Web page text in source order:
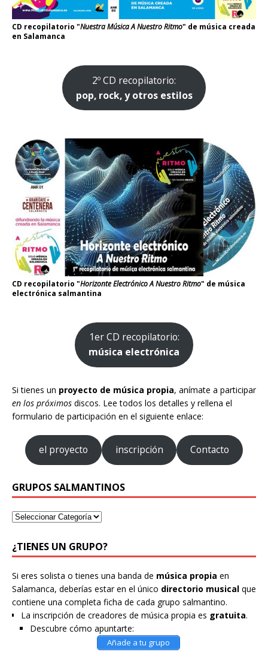
CD recopilatorio "Nuestra Música A Nuestro Ritmo" de música creada
en Salamanca
2º CD recopilatorio:
pop, rock, y otros estilos
CD recopilatorio "Horizonte Electrónico A Nuestro Ritmo" de música
electrónica salmantina
1er CD recopilatorio:
música electrónica
Si tienes un proyecto de música propia, anímate a participar
en los próximos discos. Lee todos los detalles y rellena el
formulario de participación en el siguiente enlace:
el proyecto inscripción Contacto
GRUPOS SALMANTINOS
¿TIENES UN GRUPO?
Si eres solista o tienes una banda de música propia en
Salamanca, deberías estar en el único directorio musical que
contiene una completa ficha de cada grupo salmantino.
La inscripción de creadores de música propia es gratuita.
Descubre cómo apuntarte:
Añade a tu grupo